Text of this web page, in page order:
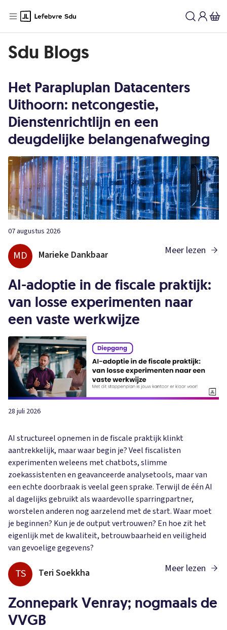
Sdu Blogs
Het Parapluplan Datacenters
Uithoorn: netcongestie,
Dienstenrichtlijn en een
deugdelijke belangenafweging
07 augustus 2026
MD Marieke Dankbaar Meer lezen
AI-adoptie in de fiscale praktijk:
van losse experimenten naar
een vaste werkwijze
28 juli 2026
AI structureel opnemen in de fiscale praktijk klinkt
aantrekkelijk, maar waar begin je? Veel fiscalisten
experimenten weleens met chatbots, slimme
zoekassistenten en geavanceerde analysetools, maar van
een echte doorbraak is veelal geen sprake. Terwijl de één AI
al dagelijks gebruikt als waardevolle sparringpartner,
worstelen anderen nog aarzelend met de start. Waar moet
je beginnen? Kun je de output vertrouwen? En hoe zit het
eigenlijk met de kwaliteit, betrouwbaarheid en veiligheid
van gevoelige gegevens?
TS Teri Soekkha Meer lezen
Zonnepark Venray; nogmaals de
VVGB